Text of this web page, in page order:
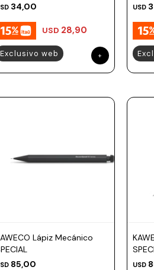
34,00
USD 28,90
Exclusivo web
USD
Lápiz Mecánico
85,00 USD